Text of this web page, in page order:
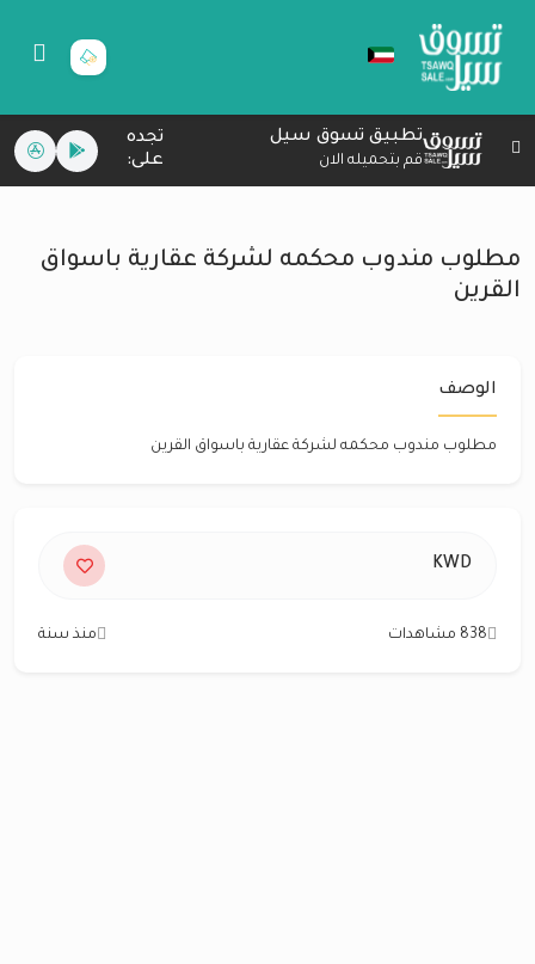
تطبيق تسوق سيل
قم بتحميله الان
تجده
على:
مطلوب مندوب محكمه لشركة عقارية باسواق
القرين
الوصف
مطلوب مندوب محكمه لشركة عقارية باسواق القرين
KWD
838 مشاهدات منذ سنة